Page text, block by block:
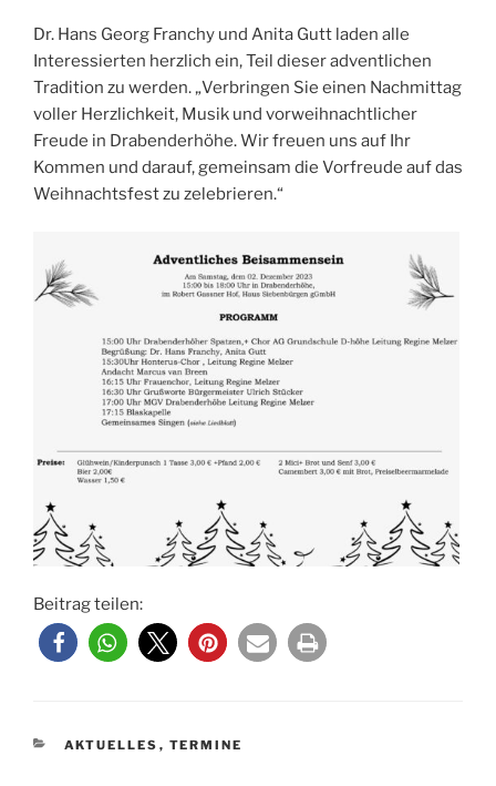
Dr. Hans Georg Franchy und Anita Gutt laden alle
Interessierten herzlich ein, Teil dieser adventlichen
Tradition zu werden. „Verbringen Sie einen Nachmittag
voller Herzlichkeit, Musik und vorweihnachtlicher
Freude in Drabenderhöhe. Wir freuen uns auf Ihr
Kommen und darauf, gemeinsam die Vorfreude auf das
Weihnachtsfest zu zelebrieren.“
Beitrag teilen:
KATEGORIEN
AKTUELLES , TERMINE